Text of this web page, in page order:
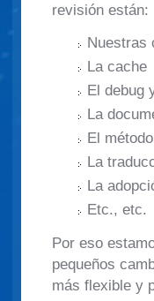
revisión están:
Nuestras
La cache
El debug
La
El
La
La
Etc., etc.
Por eso
pequeños
más flexible y